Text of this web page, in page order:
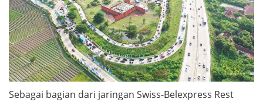
Sebagai bagian dari jaringan Swiss-Belexpress Rest